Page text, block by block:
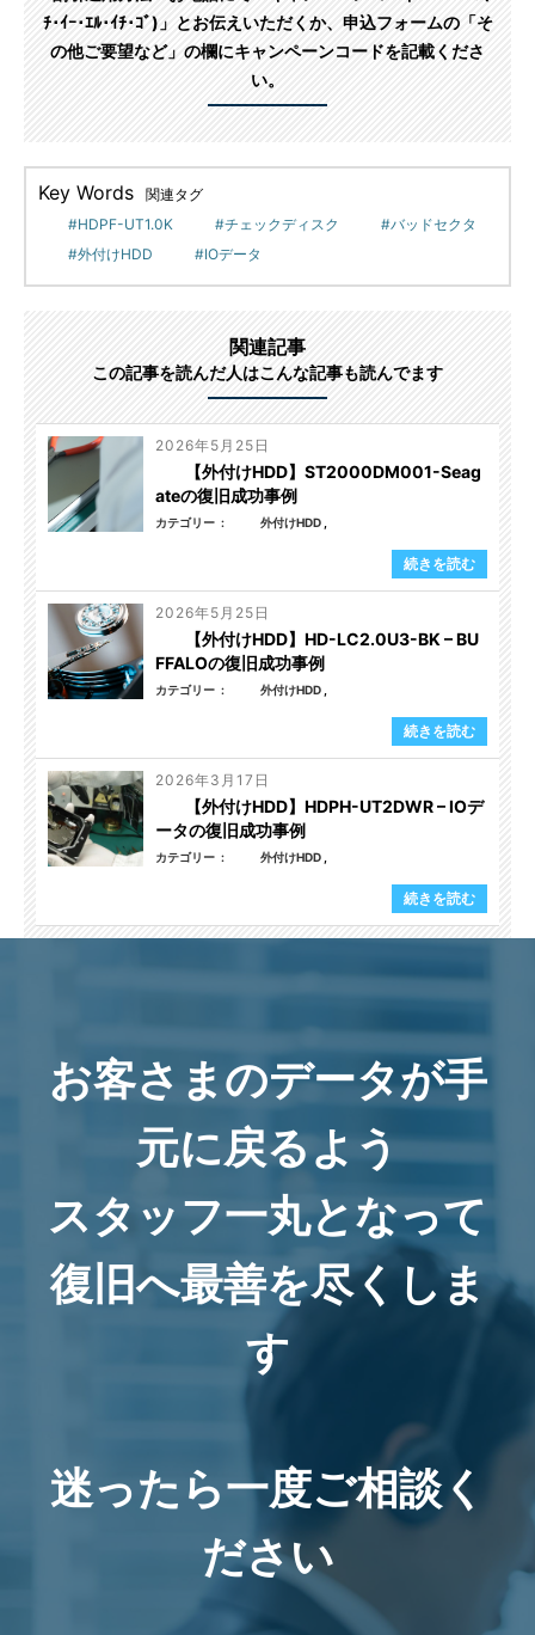
ﾁ･ｲｰ･ｴﾙ･ｲﾁ･ｺﾞ)」とお伝えいただくか、申込フォームの「そ
の他ご要望など」の欄にキャンペーンコードを記載くださ
い。
Key Words
関連タグ
HDPF-UT1.0K
チェックディスク
バッドセクタ
外付けHDD
IOデータ
関連記事
この記事を読んだ人はこんな記事も読んでます
2026年5月25日
【外付けHDD】ST2000DM001-Seag
ateの復旧成功事例
カテゴリー 外付けHDD
続きを読む
2026年5月25日
【外付けHDD】HD-LC2.0U3-BK – BU
FFALOの復旧成功事例
カテゴリー 外付けHDD
続きを読む
2026年3月17日
【外付けHDD】HDPH-UT2DWR – IOデ
ータの復旧成功事例
カテゴリー 外付けHDD
続きを読む
お客さまのデータが手
元に戻るよう
スタッフ一丸となって
復旧へ最善を尽くしま
す
迷ったら一度ご相談く
ださい